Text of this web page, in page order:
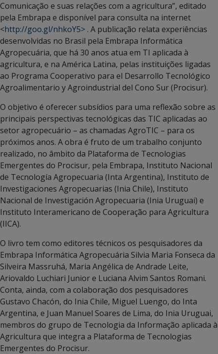
Comunicação e suas relações com a agricultura”, editado
pela Embrapa e disponível para consulta na internet
<http://goo.gl/nhkoY5> . A publicação relata experiências
desenvolvidas no Brasil pela Embrapa Informática
Agropecuária, que há 30 anos atua em TI aplicada à
agricultura, e na América Latina, pelas instituições ligadas
ao Programa Cooperativo para el Desarrollo Tecnológico
Agroalimentario y Agroindustrial del Cono Sur (Procisur).
O objetivo é oferecer subsídios para uma reflexão sobre as
principais perspectivas tecnológicas das TIC aplicadas ao
setor agropecuário – as chamadas AgroTIC – para os
próximos anos. A obra é fruto de um trabalho conjunto
realizado, no âmbito da Plataforma de Tecnologias
Emergentes do Procisur, pela Embrapa, Instituto Nacional
de Tecnología Agropecuaria (Inta Argentina), Instituto de
Investigaciones Agropecuarias (Inia Chile), Instituto
Nacional de Investigación Agropecuaria (Inia Uruguai) e
Instituto Interamericano de Cooperação para Agricultura
(IICA).
O livro tem como editores técnicos os pesquisadores da
Embrapa Informática Agropecuária Silvia Maria Fonseca da
Silveira Massruhá, Maria Angélica de Andrade Leite,
Ariovaldo Luchiari Junior e Luciana Alvim Santos Romani.
Conta, ainda, com a colaboração dos pesquisadores
Gustavo Chacón, do Inia Chile, Miguel Luengo, do Inta
Argentina, e Juan Manuel Soares de Lima, do Inia Uruguai,
membros do grupo de Tecnologia da Informação aplicada à
Agricultura que integra a Plataforma de Tecnologias
Emergentes do Procisur.